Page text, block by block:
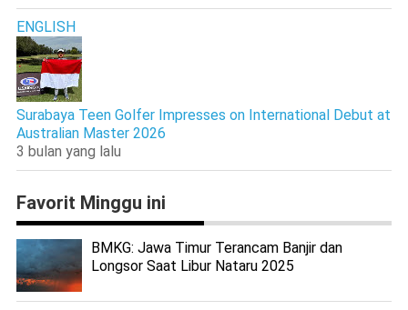
ENGLISH
Surabaya Teen Golfer Impresses on International Debut at
Australian Master 2026
3 bulan yang lalu
Favorit Minggu ini
BMKG: Jawa Timur Terancam Banjir dan
Longsor Saat Libur Nataru 2025